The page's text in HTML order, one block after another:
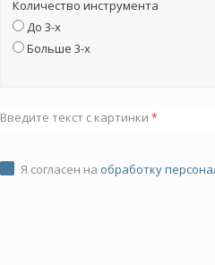
Количество инструмента
До 3-х
Больше 3-х
Введите текст с картинки *
Я согласен на обработку